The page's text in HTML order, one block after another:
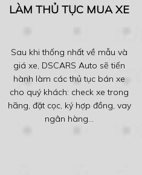
LÀM THỦ TỤC MUA XE
Sau khi thống nhất về mẫu và
giá xe, DSCARS Auto sẽ tiến
hành làm các thủ tục bán xe
cho quý khách: check xe trong
hãng, đặt cọc, ký hợp đồng, vay
ngân hàng...